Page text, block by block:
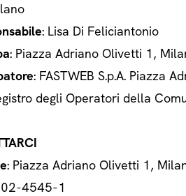
: Lisa Di Feliciantonio
: Piazza Adriano Olivetti 1,
: FASTWEB S.p.A. Piazza
degli Operatori della
: Piazza Adriano Olivetti 1,
4545-1